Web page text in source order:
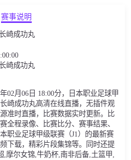
赛事说明
崎成功丸
崎成功丸
02月06日 18:00分，日本职业足球甲
崎成功丸高清在线直播，无插件观
准时直播，比赛数据实时更新。比
全程录像、比赛比分、赛事结果、
职业足球甲级联赛（J1）的最新赛
下载，精彩片段集锦等。同时还提
,摩尔女锦,牛奶杯,南非后备,土篮甲,